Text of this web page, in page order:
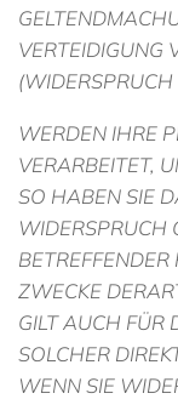
VERTEIDIGUNG
WERDEN IHRE
VERARBEITET,
SO HABEN SIE
WIDERSPRUCH
ZWECKE
GILT AUCH FÜR
SOLCHER
WENN SIE